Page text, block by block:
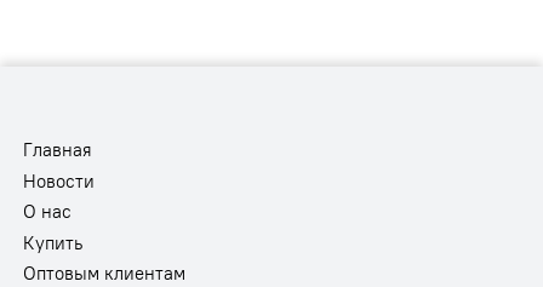
Главная
Новости
О нас
Купить
Оптовым клиентам